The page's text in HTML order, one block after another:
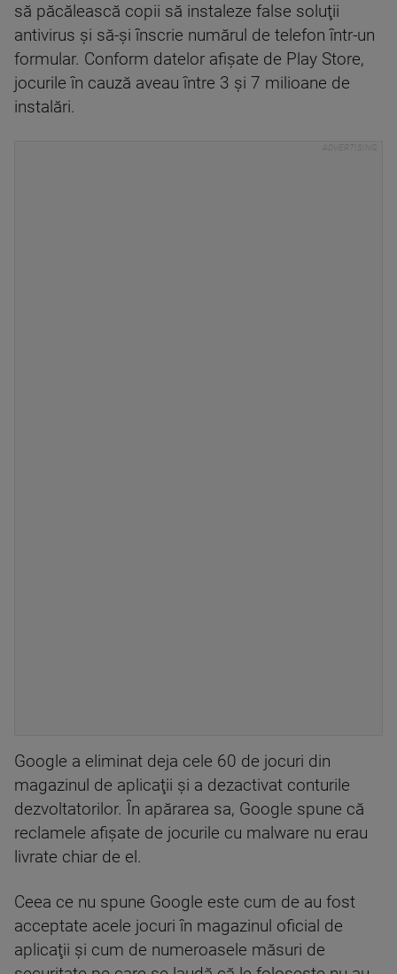
să păcălească copii să instaleze false soluţii
antivirus şi să-şi înscrie numărul de telefon într-un
formular. Conform datelor afişate de Play Store,
jocurile în cauză aveau între 3 şi 7 milioane de
instalări.
Google a eliminat deja cele 60 de jocuri din
magazinul de aplicaţii şi a dezactivat conturile
dezvoltatorilor. În apărarea sa, Google spune că
reclamele afişate de jocurile cu malware nu erau
livrate chiar de el.
Ceea ce nu spune Google este cum de au fost
acceptate acele jocuri în magazinul oficial de
aplicaţii şi cum de numeroasele măsuri de